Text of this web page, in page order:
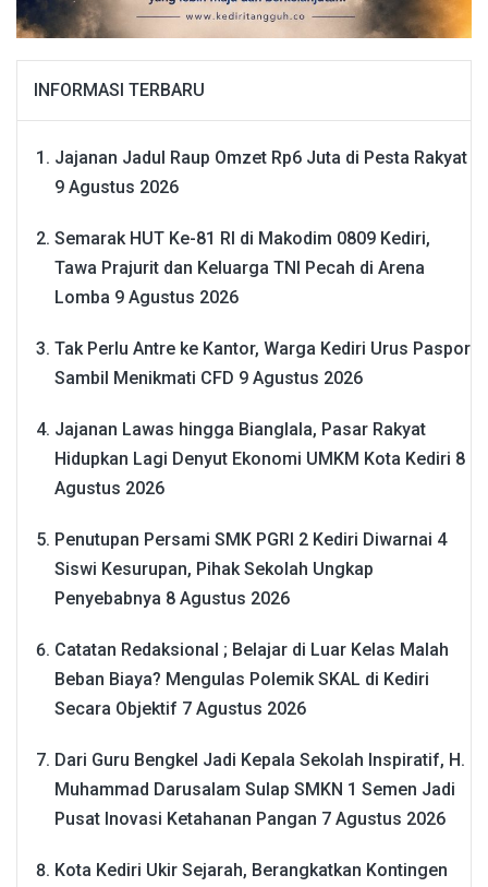
INFORMASI TERBARU
Jajanan Jadul Raup Omzet Rp6 Juta di Pesta Rakyat
9 Agustus 2026
Semarak HUT Ke-81 RI di Makodim 0809 Kediri,
Tawa Prajurit dan Keluarga TNI Pecah di Arena
Lomba 9 Agustus 2026
Tak Perlu Antre ke Kantor, Warga Kediri Urus Paspor
Sambil Menikmati CFD 9 Agustus 2026
Jajanan Lawas hingga Bianglala, Pasar Rakyat
Hidupkan Lagi Denyut Ekonomi UMKM Kota Kediri 8
Agustus 2026
Penutupan Persami SMK PGRI 2 Kediri Diwarnai 4
Siswi Kesurupan, Pihak Sekolah Ungkap
Penyebabnya 8 Agustus 2026
Catatan Redaksional ; Belajar di Luar Kelas Malah
Beban Biaya? Mengulas Polemik SKAL di Kediri
Secara Objektif 7 Agustus 2026
Dari Guru Bengkel Jadi Kepala Sekolah Inspiratif, H.
Muhammad Darusalam Sulap SMKN 1 Semen Jadi
Pusat Inovasi Ketahanan Pangan 7 Agustus 2026
Kota Kediri Ukir Sejarah, Berangkatkan Kontingen